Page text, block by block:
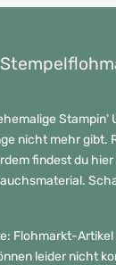
Stampin'
nicht mehr gibt.
findest du
Flohmarkt-Artikel
leider nicht